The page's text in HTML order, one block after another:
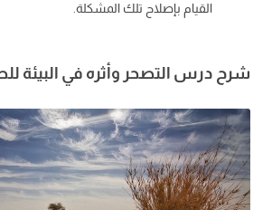
القيام بإصلاح تلك المشكلة.
شرح درس التصحر وأثره في البيئة